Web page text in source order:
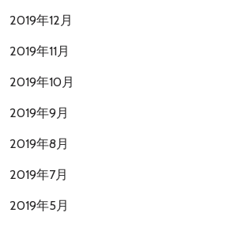
2019年12月
2019年11月
2019年10月
2019年9月
2019年8月
2019年7月
2019年5月